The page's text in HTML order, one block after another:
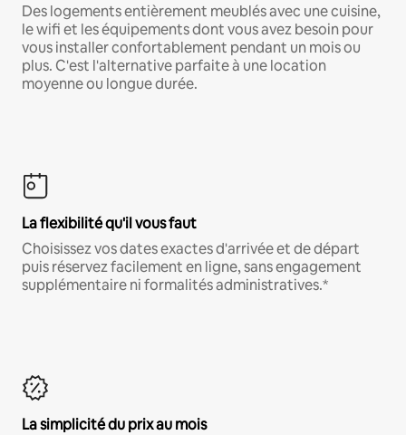
Des logements entièrement meublés avec une cuisine,
le wifi et les équipements dont vous avez besoin pour
vous installer confortablement pendant un mois ou
plus. C'est l'alternative parfaite à une location
moyenne ou longue durée.
La flexibilité qu'il vous faut
Choisissez vos dates exactes d'arrivée et de départ
puis réservez facilement en ligne, sans engagement
supplémentaire ni formalités administratives.*
La simplicité du prix au mois